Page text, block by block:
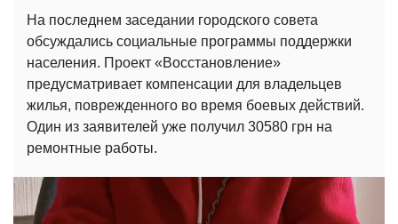
На последнем заседании городского совета
обсуждались социальные программы поддержки
населения. Проект «Восстановление»
предусматривает компенсации для владельцев
жилья, поврежденного во время боевых действий.
Один из заявителей уже получил 30580 грн на
ремонтные работы.